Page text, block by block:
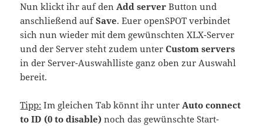
Nun klickt ihr auf denAdd server Button und
anschließend aufSave. Euer openSPOT verbindet
sich nun wieder mit dem gewünschten XLX-Server
und der Server steht zudem unterCustom servers
in der Server-Auswahlliste ganz oben zur Auswahl
bereit.
Tipp: Im gleichen Tab könnt ihr unterAuto connect
to ID (0 to disable) noch das gewünschte Start-